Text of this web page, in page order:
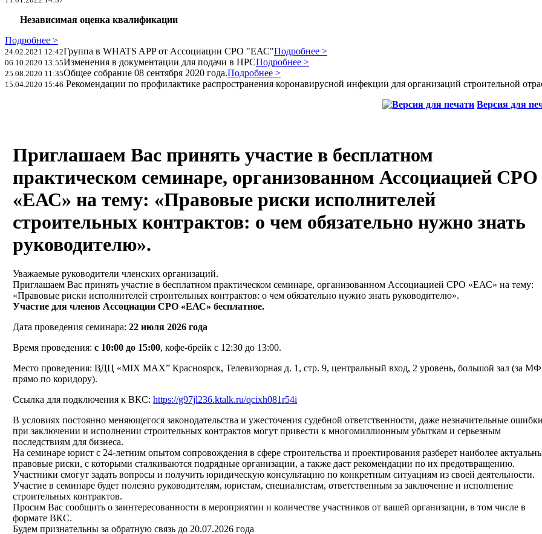
Независимая оценка квалификации
Подробнее >
24.02.2021 12:42Группа в WHATS APP от Ассоциации СРО "ЕАС"Подробнее >
06.10.2020 13:55Изменения в документации для подачи в НРСПодробнее >
25.08.2020 11:35Общее собрание 08 сентября 2020 года.Подробнее >
15.04.2020 15:46 Рекомендации по профилактике распространения коронавирусной инфекции для организаций строительной
Версия для
Приглашаем Вас принять участие в бесплатном
практическом семинаре, организованном Ассоциацией СРО
«ЕАС» на тему: «Правовые риски исполнителей
строительных контрактов: о чем обязательно нужно знать
руководителю».
Уважаемые руководители членских организаций.
Приглашаем Вас принять участие в бесплатном практическом семинаре, организованном Ассоциацией СРО «ЕАС» на тему:
«Правовые риски исполнителей строительных контрактов: о чем обязательно нужно знать руководителю».
Участие для членов Ассоциации СРО «ЕАС» бесплатное.
Дата проведения семинара:22 июля 2026 года
Время проведения:с 10:00 до 15:00, кофе-брейк с 12:30 до 13:00.
Место проведения: ВДЦ «MIX MAX” Красноярск, Телевизорная д. 1, стр. 9, центральный вход, 2 уровень, большой зал (за
прямо по коридору).
Ссылка для подключения к ВКС:https://g97jl236.ktalk.ru/qcixh081r54i
В условиях постоянно меняющегося законодательства и ужесточения судебной ответственности, даже незначительные ошибки
при заключении и исполнении строительных контрактов могут привести к многомиллионным убыткам и серьезным
последствиям для бизнеса.
На семинаре юрист с 24-летним опытом сопровождения в сфере строительства и проектирования разберет наиболее
правовые риски, с которыми сталкиваются подрядные организации, а также даст рекомендации по их предотвращению.
Участники смогут задать вопросы и получить юридическую консультацию по конкретным ситуациям из своей деятельности.
Участие в семинаре будет полезно руководителям, юристам, специалистам, ответственным за заключение и исполнение
строительных контрактов.
Просим Вас сообщить о заинтересованности в мероприятии и количестве участников от вашей организации, в том числе в
формате ВКС.
Будем признательны за обратную связь до 20.07.2026 года